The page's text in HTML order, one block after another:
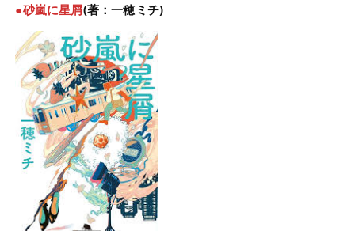
●砂嵐に星屑(著：一穂ミチ)